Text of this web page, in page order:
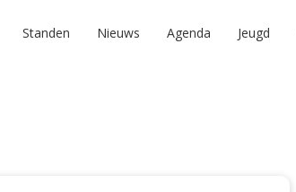
Standen Nieuws Agenda Jeugd